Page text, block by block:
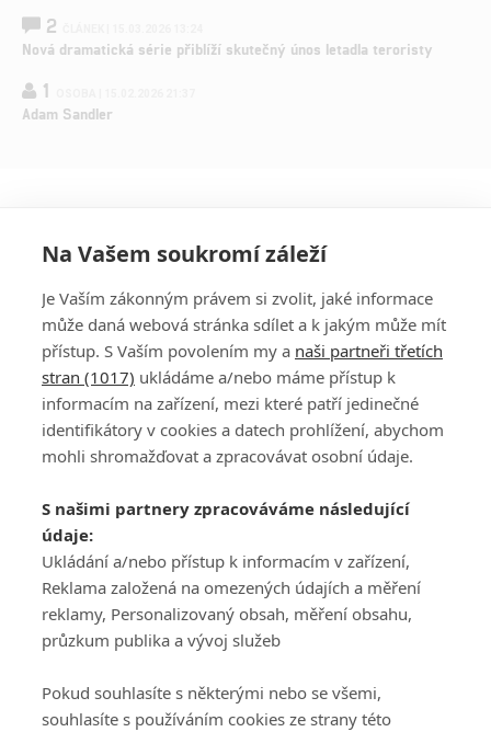
2
Nová dramatická série přiblíží skutečný únos letadla teroristy
1
Adam Sandler
PŘIHLÁSIT
REGISTROVAT
DISKUZE
Šéfredaktorkou webu jePetr Slavík, e-mailserialy@fandimefilmu.cz
Máte-li zájem o inzerci na našem webu napište nám na e-mail
studio@koncal.com
Ochrana osobních údajů|Zásady používání cookies |Pravidla webu
Upravit nastavení soukromí
Na Vašem soukromí záleží
Je Vaším zákonným právem si zvolit, jaké informace
může daná webová stránka sdílet a k jakým může mít
přístup. S Vaším povolením my a naši partneři třetích
stran (1017) ukládáme a/nebo máme přístup k
informacím na zařízení, mezi které patří jedinečné
identifikátory v cookies a datech prohlížení, abychom
mohli shromažďovat a zpracovávat osobní údaje.
S našimi partnery zpracováváme následující
údaje:
Ukládání a/nebo přístup k informacím v zařízení,
Reklama založená na omezených údajích a měření
reklamy, Personalizovaný obsah, měření obsahu,
průzkum publika a vývoj služeb
Pokud souhlasíte s některými nebo se všemi,
souhlasíte s používáním cookies ze strany této